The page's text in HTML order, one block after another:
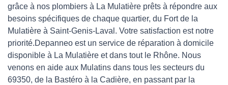
grâce à nos plombiers à La Mulatière prêts à répondre aux
besoins spécifiques de chaque quartier, du Fort de la
Mulatière à Saint-Genis-Laval. Votre satisfaction est notre
priorité.Depanneo est un service de réparation à domicile
disponible à La Mulatière et dans tout le Rhône. Nous
venons en aide aux Mulatins dans tous les secteurs du
69350, de la Bastéro à la Cadière, en passant par la